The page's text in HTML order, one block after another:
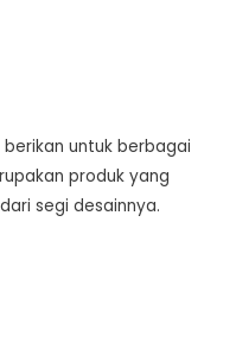
untuk berbagai
produk yang
segi desainnya.